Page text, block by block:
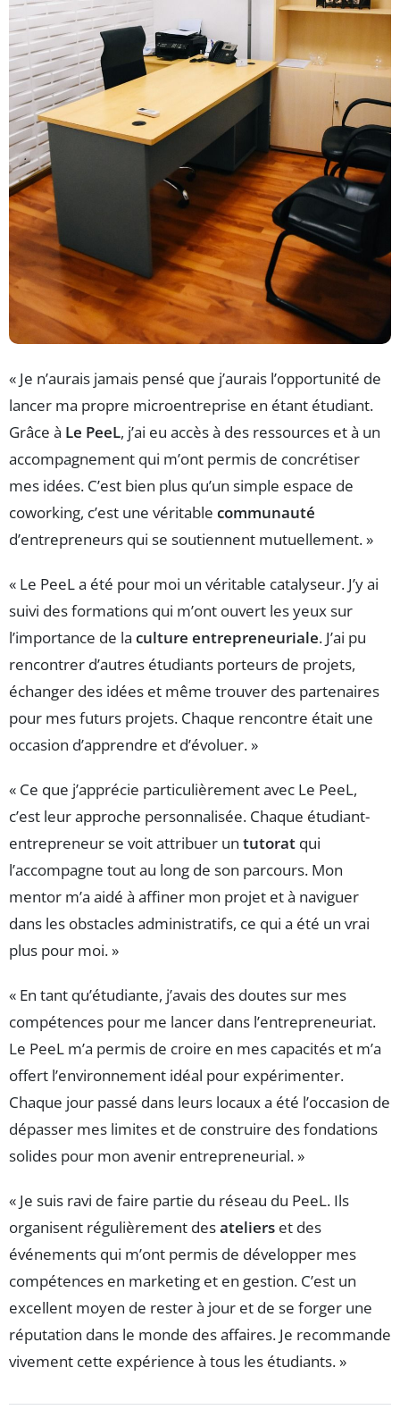
« Je n’aurais jamais pensé que j’aurais l’opportunité de
lancer ma propre microentreprise en étant étudiant.
Grâce à Le PeeL, j’ai eu accès à des ressources et à un
accompagnement qui m’ont permis de concrétiser
mes idées. C’est bien plus qu’un simple espace de
coworking, c’est une véritable communauté
d’entrepreneurs qui se soutiennent mutuellement. »
« Le PeeL a été pour moi un véritable catalyseur. J’y ai
suivi des formations qui m’ont ouvert les yeux sur
l’importance de la culture entrepreneuriale. J’ai pu
rencontrer d’autres étudiants porteurs de projets,
échanger des idées et même trouver des partenaires
pour mes futurs projets. Chaque rencontre était une
occasion d’apprendre et d’évoluer. »
« Ce que j’apprécie particulièrement avec Le PeeL,
c’est leur approche personnalisée. Chaque étudiant-
entrepreneur se voit attribuer un tutorat qui
l’accompagne tout au long de son parcours. Mon
mentor m’a aidé à affiner mon projet et à naviguer
dans les obstacles administratifs, ce qui a été un vrai
plus pour moi. »
« En tant qu’étudiante, j’avais des doutes sur mes
compétences pour me lancer dans l’entrepreneuriat.
Le PeeL m’a permis de croire en mes capacités et m’a
offert l’environnement idéal pour expérimenter.
Chaque jour passé dans leurs locaux a été l’occasion de
dépasser mes limites et de construire des fondations
solides pour mon avenir entrepreneurial. »
« Je suis ravi de faire partie du réseau du PeeL. Ils
organisent régulièrement desateliers et des
événements qui m’ont permis de développer mes
compétences en marketing et en gestion. C’est un
excellent moyen de rester à jour et de se forger une
réputation dans le monde des affaires. Je recommande
vivement cette expérience à tous les étudiants. »